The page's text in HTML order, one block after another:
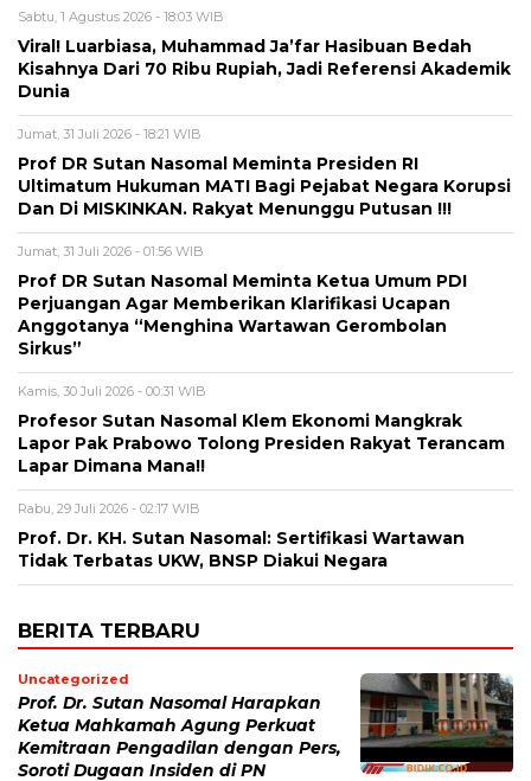
Sabtu, 1 Agustus 2026 - 18:03 WIB
Viral! Luarbiasa, Muhammad Ja’far Hasibuan Bedah
Kisahnya Dari 70 Ribu Rupiah, Jadi Referensi Akademik
Dunia
Jumat, 31 Juli 2026 - 18:21 WIB
Prof DR Sutan Nasomal Meminta Presiden RI
Ultimatum Hukuman MATI Bagi Pejabat Negara Korupsi
Dan Di MISKINKAN. Rakyat Menunggu Putusan !!!
Jumat, 31 Juli 2026 - 01:56 WIB
Prof DR Sutan Nasomal Meminta Ketua Umum PDI
Perjuangan Agar Memberikan Klarifikasi Ucapan
Anggotanya “Menghina Wartawan Gerombolan
Sirkus”
Kamis, 30 Juli 2026 - 00:31 WIB
Profesor Sutan Nasomal Klem Ekonomi Mangkrak
Lapor Pak Prabowo Tolong Presiden Rakyat Terancam
Lapar Dimana Mana!!
Rabu, 29 Juli 2026 - 02:17 WIB
Prof. Dr. KH. Sutan Nasomal: Sertifikasi Wartawan
Tidak Terbatas UKW, BNSP Diakui Negara
BERITA TERBARU
Uncategorized
Prof. Dr. Sutan Nasomal Harapkan
Ketua Mahkamah Agung Perkuat
Kemitraan Pengadilan dengan Pers,
Soroti Dugaan Insiden di PN